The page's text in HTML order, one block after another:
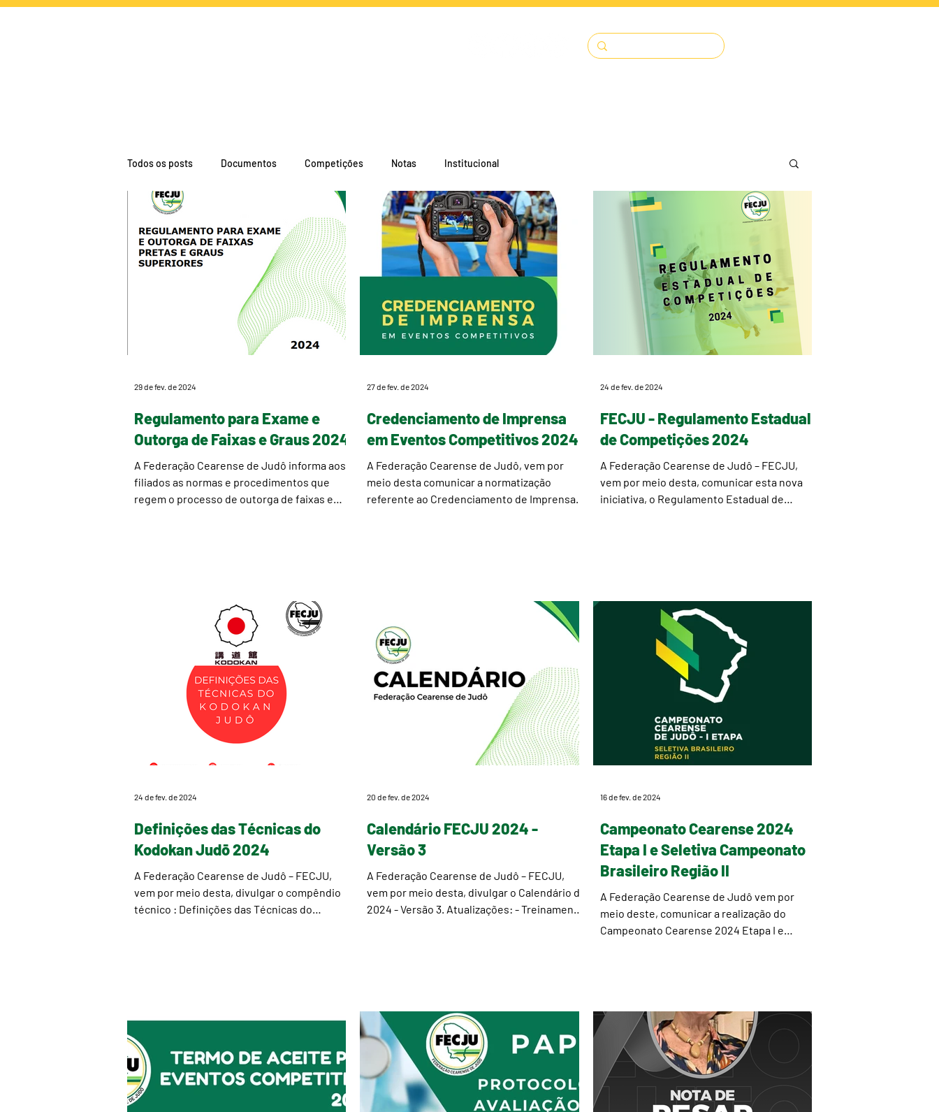
Todos os posts Documentos Competições Notas Institucional
Regulamento para Exame e
Outorga de Faixas e Graus 2024
A Federação Cearense de Judô informa aos
filiados as normas e procedimentos que
regem o processo de outorga de faixas e
29 de fev. de 2024
Credenciamento de Imprensa
em Eventos Competitivos 2024
A Federação Cearense de Judô, vem por
meio desta comunicar a normatização
referente ao Credenciamento de Imprensa
27 de fev. de 2024
FECJU - Regulamento Estadual
de Competições 2024
A Federação Cearense de Judô – FECJU,
vem por meio desta, comunicar esta nova
iniciativa, o Regulamento Estadual de
24 de fev. de 2024
Definições das Técnicas do
Kodokan Judō 2024
A Federação Cearense de Judô – FECJU,
vem por meio desta, divulgar o compêndio
técnico : Definições das Técnicas do
24 de fev. de 2024
Calendário FECJU 2024 -
Versão 3
A Federação Cearense de Judô – FECJU,
vem por meio desta, divulgar o Calendário de
2024 - Versão 3. Atualizações: - Treinamento
20 de fev. de 2024
Campeonato Cearense 2024
Etapa I e Seletiva Campeonato
Brasileiro Região II
A Federação Cearense de Judô vem por
meio deste, comunicar a realização do
Campeonato Cearense 2024 Etapa I e
16 de fev. de 2024